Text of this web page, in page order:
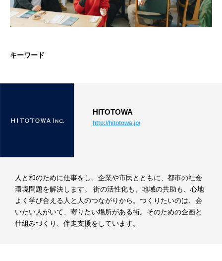
キーワード
HITOTOWA
http://hitotowa.jp/
人と和のために仕事をし、企業や市民とともに、都市の社会
環境問題を解決します。 街の活性化も、地域の共助も、心地
よく学び合える人と人のつながりから。つくりたいのは、会
いたい人がいて、寄りたい場所がある街。そのための企画と
仕組みづくり、伴走支援をしています。